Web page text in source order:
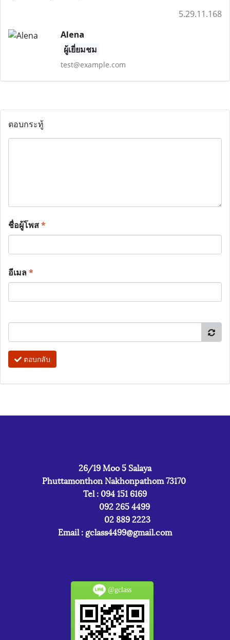
5.29.11.168
Alena
ผู้เยี่ยมชม
test@example.com
ตอบกระทู้
ชื่อผู้โพส*
อีเมล*
ตอบกลับ
26/19 Moo 5 Salaya
Phuttamonthon Nakhonpathom 73170
Tel : 094 151 6169
092 265 4499
02 889 2223
Email : gclass4499@gmail.com
@gclass